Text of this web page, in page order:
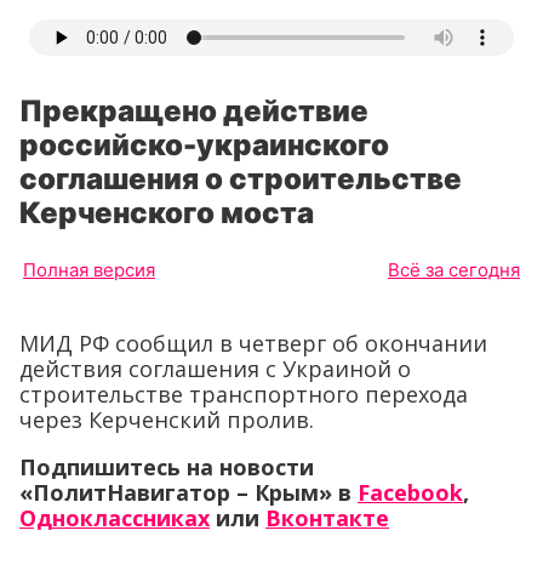
Прекращено действие
российско-украинского
соглашения о строительстве
Керченского моста
Полная версия Всё за сегодня
МИД РФ сообщил в четверг об окончании
действия соглашения с Украиной о
строительстве транспортного перехода
через Керченский пролив.
Подпишитесь на новости
«ПолитНавигатор – Крым» в Facebook,
Одноклассниках или Вконтакте